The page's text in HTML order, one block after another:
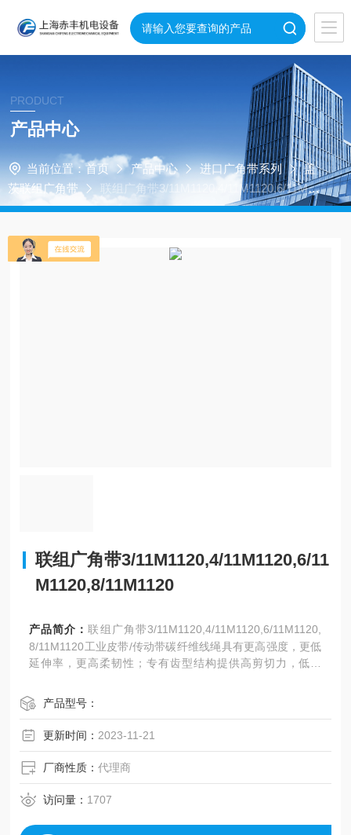
PRODUCT
产品中心
当前位置： 首页 产品中心 进口广角带系列
盖
茨联组广角带
联组广角带3/11M1120,4/11M1120,6/11M11
20,8/11M1120
联组广角带3/11M1120,4/11M1120,6/11
M1120,8/11M1120
产品简介：联组广角带3/11M1120,4/11M1120,6/11M1120,
8/11M1120工业皮带/传动带碳纤维线绳具有更高强度，更低
延伸率，更高柔韧性；专有齿型结构提供高剪切力，低噪
产品型号：
更新时间： 2023-11-21
厂商性质：代理商
访问量： 1707